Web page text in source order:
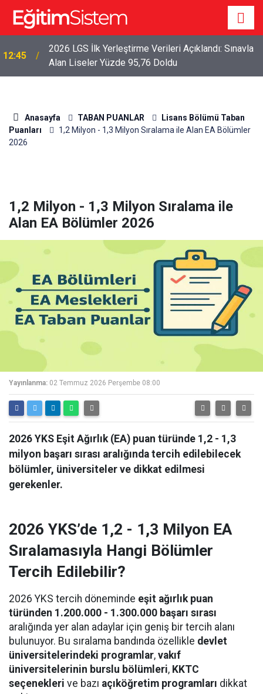
12:45
2026 LGS İlk Yerleştirme Verileri Açıklandı: Sınavla
Alan Liseler Yüzde 95,76 Doldu
Anasayfa TABAN PUANLAR
Lisans Bölümü Taban
Puanları
1,2 Milyon - 1,3 Milyon Sıralama ile Alan EA Bölümler
2026
1,2 Milyon - 1,3 Milyon Sıralama ile
Alan EA Bölümler 2026
Yayınlanma: 02 Temmuz 2026 Perşembe 08:00
2026 YKS Eşit Ağırlık (EA) puan türünde 1,2 - 1,3
milyon başarı sırası aralığında tercih edilebilecek
bölümler, üniversiteler ve dikkat edilmesi
gerekenler.
2026 YKS’de 1,2 - 1,3 Milyon EA
Sıralamasıyla Hangi Bölümler
Tercih Edilebilir?
2026 YKS tercih döneminde eşit ağırlık puan
türünden 1.200.000 - 1.300.000 başarı sırası
aralığında yer alan adaylar için geniş bir tercih alanı
bulunuyor. Bu sıralama bandında özellikle devlet
üniversitelerindeki programlar, vakıf
üniversitelerinin burslu bölümleri, KKTC
seçenekleri ve bazı açıköğretim programları dikkat